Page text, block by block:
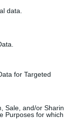
data.
for Targeted
Sale, and/or
Purposes for
Getty Images
#történelem